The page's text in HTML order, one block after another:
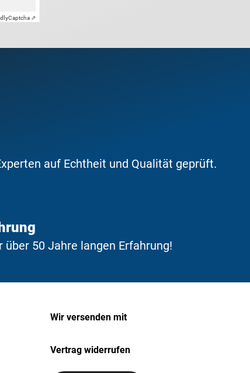
Captcha ⇗
auf Echtheit und Qualität geprüft.
50 Jahre langen Erfahrung!
Wir versenden mit
Vertrag widerrufen